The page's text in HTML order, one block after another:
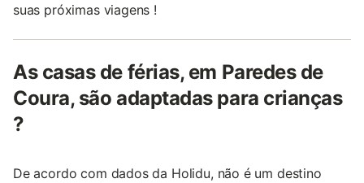
suas próximas viagens !
As casas de férias, em Paredes de
Coura, são adaptadas para crianças
?
De acordo com dados da Holidu, não é um destino